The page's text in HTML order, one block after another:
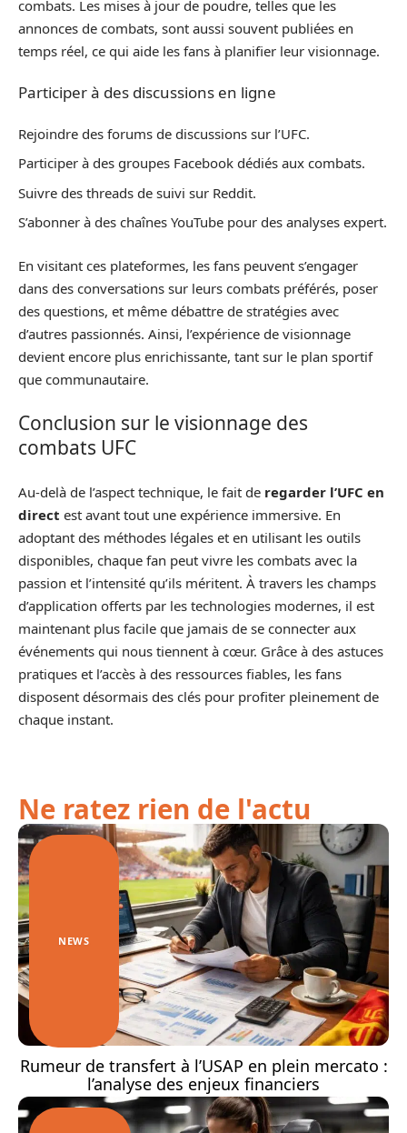
combats. Les mises à jour de poudre, telles que les
annonces de combats, sont aussi souvent publiées en
temps réel, ce qui aide les fans à planifier leur visionnage.
Participer à des discussions en ligne
Rejoindre des forums de discussions sur l’UFC.
Participer à des groupes Facebook dédiés aux combats.
Suivre des threads de suivi sur Reddit.
S’abonner à des chaînes YouTube pour des analyses expert.
En visitant ces plateformes, les fans peuvent s’engager
dans des conversations sur leurs combats préférés, poser
des questions, et même débattre de stratégies avec
d’autres passionnés. Ainsi, l’expérience de visionnage
devient encore plus enrichissante, tant sur le plan sportif
que communautaire.
Conclusion sur le visionnage des
combats UFC
Au-delà de l’aspect technique, le fait de regarder l’UFC en
direct est avant tout une expérience immersive. En
adoptant des méthodes légales et en utilisant les outils
disponibles, chaque fan peut vivre les combats avec la
passion et l’intensité qu’ils méritent. À travers les champs
d’application offerts par les technologies modernes, il est
maintenant plus facile que jamais de se connecter aux
événements qui nous tiennent à cœur. Grâce à des astuces
pratiques et l’accès à des ressources fiables, les fans
disposent désormais des clés pour profiter pleinement de
chaque instant.
Ne ratez rien de l'actu
NEWS
Rumeur de transfert à l’USAP en plein mercato :
l’analyse des enjeux financiers